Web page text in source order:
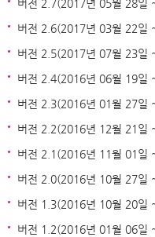
버전 2.7(2017년 05월 28일
버전 2.6(2017년 03월 22일
버전 2.5(2017년 07월 23일
버전 2.4(2016년 06월 19일
버전 2.3(2016년 01월 27일
버전 2.2(2016년 12월 21일
버전 2.1(2016년 11월 01일
버전 2.0(2016년 10월 27일
버전 1.3(2016년 10월 20일
버전 1.2(2016년 01월 06일